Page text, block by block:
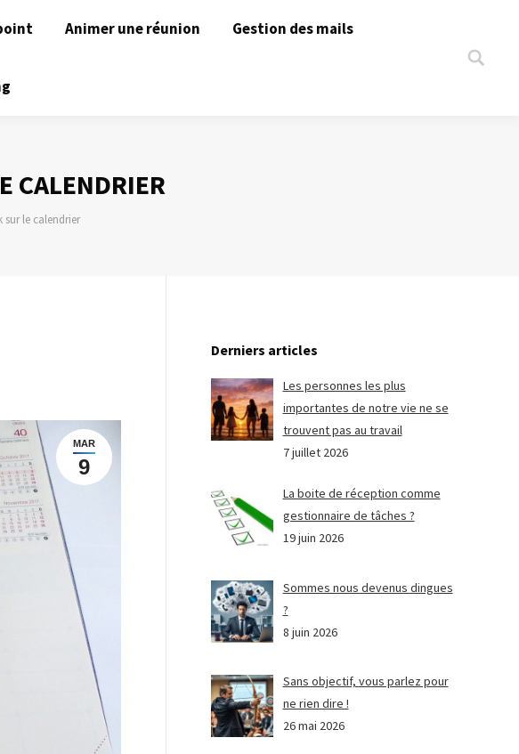
Animer une réunion Gestion des mails
Search:
CALENDRIER
le calendrier
MAR
9
Derniers articles
Les personnes les plus
importantes de notre vie ne se
trouvent pas au travail
7 juillet 2026
La boite de réception comme
gestionnaire de tâches ?
19 juin 2026
Sommes nous devenus dingues
?
8 juin 2026
Sans objectif, vous parlez pour
ne rien dire !
26 mai 2026